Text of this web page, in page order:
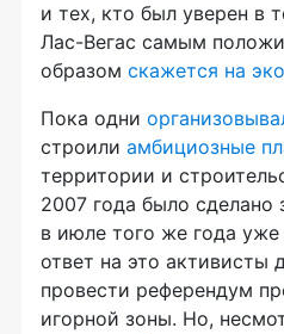
и тех, кто был уверен в
Лас-Вегас самым
образом скажется на
Пока одни
строили амбициозные
территории и
2007 года было сделано
в июле того же года уже
ответ на это активисты
провести референдум
игорной зоны. Но,